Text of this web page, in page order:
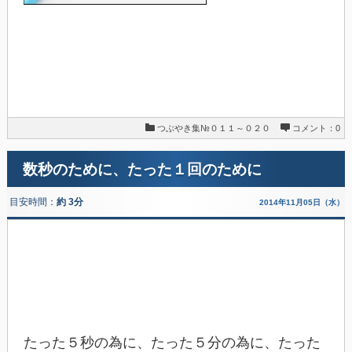
つぶやき集№０１１～０２０ コメント：0
数秒のために、たった１回のために
目安時間： 約 3分 2014年11月05日（水）
たった５秒の為に、たった５分の為に、たった